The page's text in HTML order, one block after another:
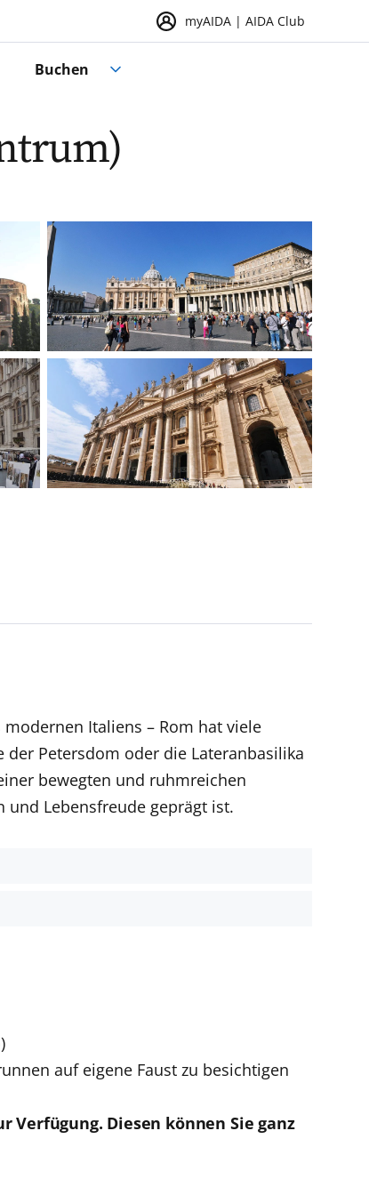
myAIDA | AIDA Club
Buchen
Italiens – Rom hat viele
Petersdom oder die Lateranbasilika
bewegten und ruhmreichen
Lebensfreude geprägt ist.
auf eigene Faust zu besichtigen
Verfügung. Diesen können Sie ganz